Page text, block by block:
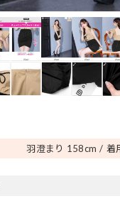
羽澄まり 158cm 着